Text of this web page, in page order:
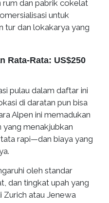
rum dan pabrik cokelat
untuk
tur dan lokakarya yang
Rata-Rata: US$250
pulau dalam daftar ini
di daratan pun bisa
Alpen ini memadukan
yang menakjubkan
rapi—dan biaya yang
oleh standar
dan tingkat upah yang
Zurich atau Jenewa